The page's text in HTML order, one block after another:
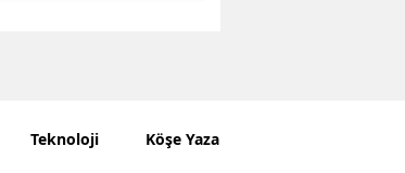
Teknoloji Köşe Yazarları